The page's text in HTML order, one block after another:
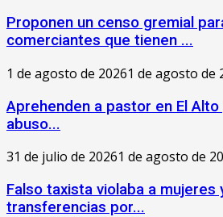
Proponen un censo gremial
comerciantes que tienen ...
1 de agosto de 20261 de agosto de
Aprehenden a pastor en El
abuso...
31 de julio de 20261 de agosto de
Falso taxista violaba a mujeres
transferencias por...